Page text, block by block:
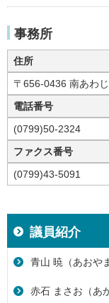
事務所
住所
〒656-0436 南あわ
電話番号
(0799)50-2324
ファクス番号
(0799)43-5091
議員紹介
青山 暁（あおや
赤石 まさお（あ